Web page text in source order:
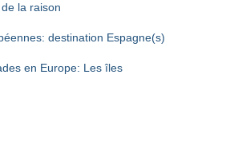
de la raison
destination Espagne(s)
en Europe: Les îles